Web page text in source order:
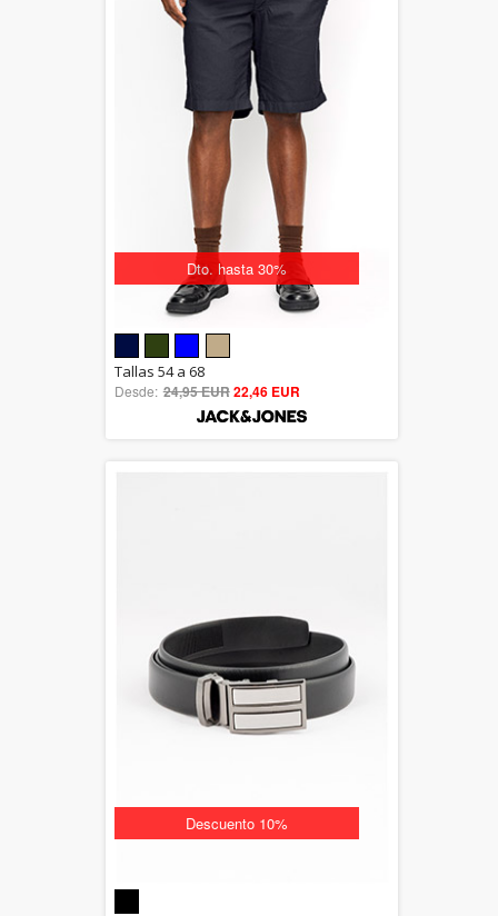
Dto. hasta 30%
out of 5
Tallas 54 a 68
Desde: 24,95 EUR22,46 EUR
Descuento 10%